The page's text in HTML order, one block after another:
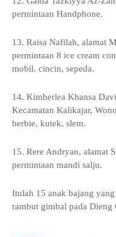
permintaan Handphone.
13. Raisa Nafilah, alamat
permintaan 8 ice cream
mobil, cincin, sepeda.
14. Kimberlea Khansa
Kecamatan Kalikajar,
berbie, kutek, slem.
15. Rere Andryan, alamat
permintaan mandi salju.
Itulah 15 anak bajang
rambut gimbal pada Dieng